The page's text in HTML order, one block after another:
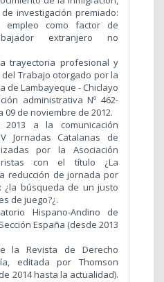
investigación premiado:
empleo como factor de
extranjero no
trayectoria profesional y
Trabajo otorgado por la
de Lambayeque - Chiclayo
administrativa Nº 462-
09 de noviembre de 2012.
a la comunicación
Jornadas Catalanas de
por la Asociación
con el título ¿La
reducción de jornada por
¿la búsqueda de un justo
de juego?¿.
Hispano-Andino de
España (desde 2013
la Revista de Derecho
editada por Thomson
2014 hasta la actualidad).